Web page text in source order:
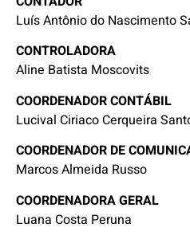
Luís Antônio do Nascimento
CONTROLADORA
Aline Batista Moscovits
COORDENADOR CONTÁBIL
Lucival Ciriaco Cerqueira
COORDENADOR DE
Marcos Almeida Russo
COORDENADORA GERAL
Luana Costa Peruna